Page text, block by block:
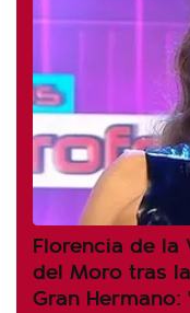
Florencia de
del Moro tras
Gran